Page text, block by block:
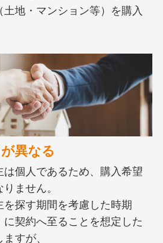
地・マンション等）を購入
異なる
個人であるため、購入希望
ません。
を探す期間を考慮した時期
に契約へ至ることを想定した
すが、